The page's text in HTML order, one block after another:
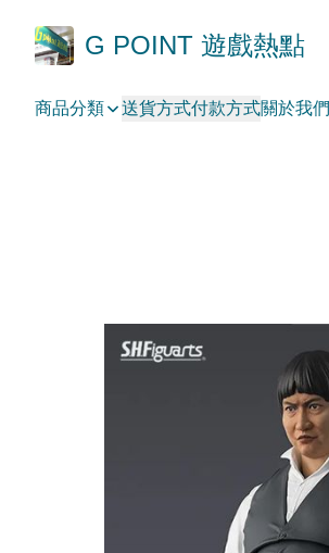
G POINT 遊戲熱點
商品分類 送貨方式付款方式關於我們